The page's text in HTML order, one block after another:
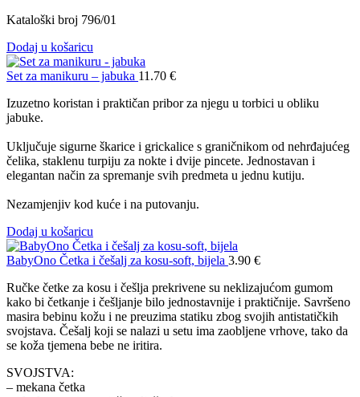
Kataloški broj 796/01
Dodaj u košaricu
Set za manikuru – jabuka 11.70 €
Izuzetno koristan i praktičan pribor za njegu u torbici u obliku
jabuke.
Uključuje sigurne škarice i grickalice s graničnikom od nehrđajućeg
čelika, staklenu turpiju za nokte i dvije pincete. Jednostavan i
elegantan način za spremanje svih predmeta u jednu kutiju.
Nezamjenjiv kod kuće i na putovanju.
Dodaj u košaricu
BabyOno Četka i češalj za kosu-soft, bijela 3.90 €
Ručke četke za kosu i češlja prekrivene su neklizajućom gumom
kako bi četkanje i češljanje bilo jednostavnije i praktičnije. Savršeno
masira bebinu kožu i ne preuzima statiku zbog svojih antistatičkih
svojstava. Češalj koji se nalazi u setu ima zaobljene vrhove, tako da
se koža tjemena bebe ne iritira.
SVOJSTVA:
– mekana četka